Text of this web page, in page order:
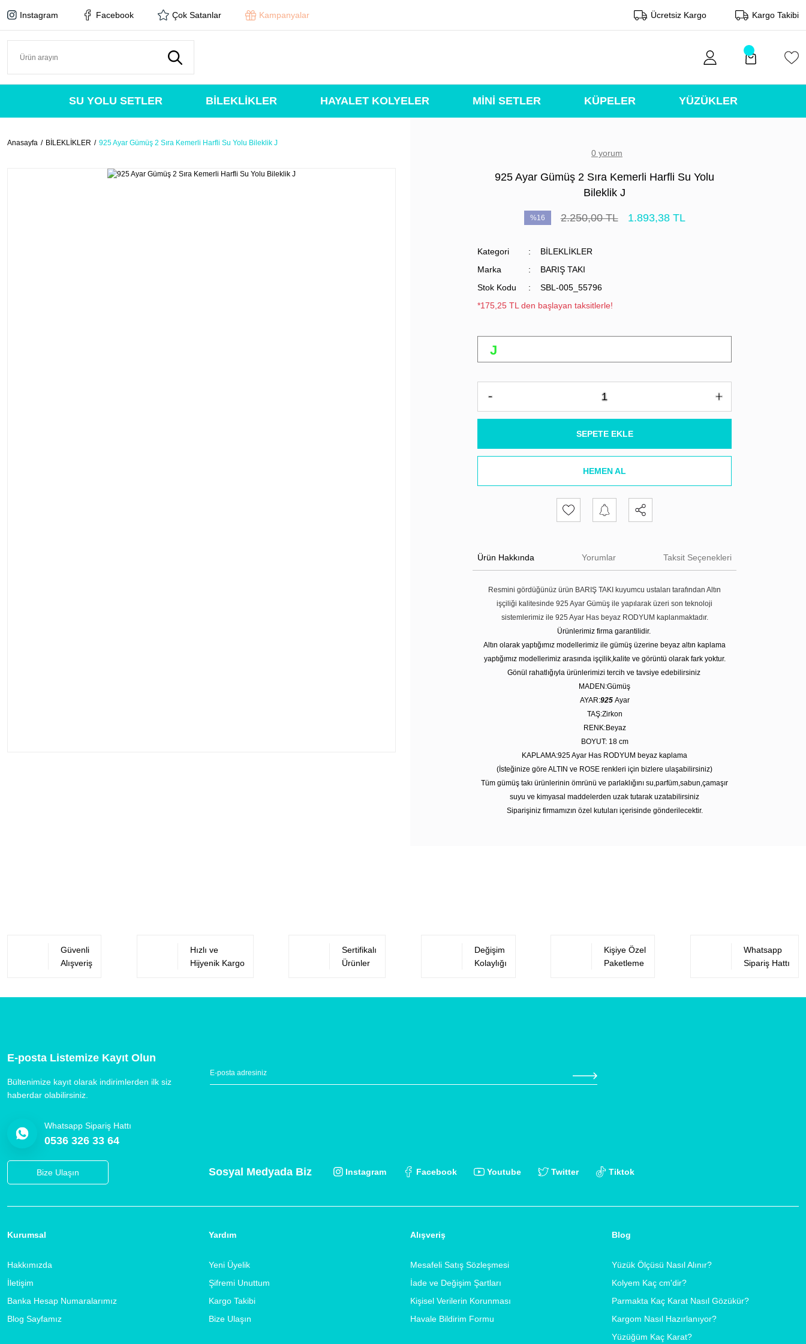
Instagram Facebook Çok Satanlar Kampanyalar Ücretsiz Kargo Kargo Takibi
SU YOLU SETLER BİLEKLİKLER HAYALET KOLYELER MİNİ SETLER KÜPELER YÜZÜKLER
Anasayfa BİLEKLİKLER 925 Ayar Gümüş 2 Sıra Kemerli Harfli Su Yolu Bileklik J
0 yorum
925 Ayar Gümüş 2 Sıra Kemerli Harfli Su Yolu
Bileklik J
%16 2.250,00 TL 1.893,38 TL
Kategori
BİLEKLİKLER
Marka
BARIŞ TAKI
Stok Kodu
SBL-005_55796
*175,25 TL den başlayan taksitlerle!
SEPETE EKLE
HEMEN AL
Ürün Hakkında Yorumlar Taksit Seçenekleri
Resmini gördüğünüz ürün BARIŞ TAKI kuyumcu ustaları tarafından Altın
işçiliği kalitesinde 925 Ayar Gümüş ile yapılarak üzeri son teknoloji
sistemlerimiz ile 925 Ayar Has beyaz RODYUM kaplanmaktadır.
Ürünlerimiz firma garantilidir.
Altın olarak yaptığımız modellerimiz ile gümüş üzerine beyaz altın kaplama
yaptığımız modellerimiz arasında işçilik,kalite ve görüntü olarak fark yoktur.
Gönül rahatlığıyla ürünlerimizi tercih ve tavsiye edebilirsiniz
MADEN:Gümüş
AYAR:925 Ayar
TAŞ:Zirkon
RENK:Beyaz
BOYUT: 18 cm
KAPLAMA:925 Ayar Has RODYUM beyaz kaplama
(İsteğinize göre ALTIN ve ROSE renkleri için bizlere ulaşabilirsiniz)
Tüm gümüş takı ürünlerinin ömrünü ve parlaklığını su,parfüm,sabun,çamaşır
suyu ve kimyasal maddelerden uzak tutarak uzatabilirsiniz
Siparişiniz firmamızın özel kutuları içerisinde gönderilecektir.
Güvenli
Alışveriş
Hızlı ve
Hijyenik Kargo
Sertifikalı
Ürünler
Değişim
Kolaylığı
Kişiye Özel
Paketleme
Whatsapp
Sipariş Hattı
E-posta Listemize Kayıt Olun
Bültenimize kayıt olarak indirimlerden ilk siz
haberdar olabilirsiniz.
Whatsapp Sipariş Hattı
0536 326 33 64
Bize Ulaşın Sosyal Medyada Biz Instagram Facebook Youtube Twitter Tiktok
Kurumsal
Hakkımızda
İletişim
Banka Hesap Numaralarımız
Blog Sayfamız
Yardım
Yeni Üyelik
Şifremi Unuttum
Kargo Takibi
Bize Ulaşın
Alışveriş
Mesafeli Satış Sözleşmesi
İade ve Değişim Şartları
Kişisel Verilerin Korunması
Havale Bildirim Formu
Blog
Yüzük Ölçüsü Nasıl Alınır?
Kolyem Kaç cm'dir?
Parmakta Kaç Karat Nasıl Gözükür?
Kargom Nasıl Hazırlanıyor?
Yüzüğüm Kaç Karat?